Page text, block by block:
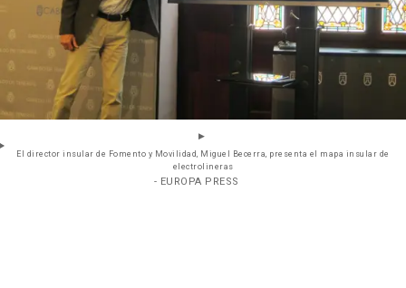
El director insular de Fomento y Movilidad, Miguel Becerra, presenta el mapa insular de
electrolineras
- EUROPA PRESS